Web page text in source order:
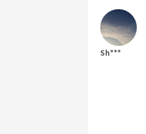
Sh***